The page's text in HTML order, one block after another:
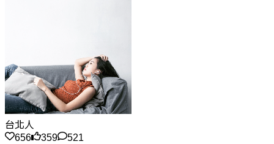
台北人
656
359
521